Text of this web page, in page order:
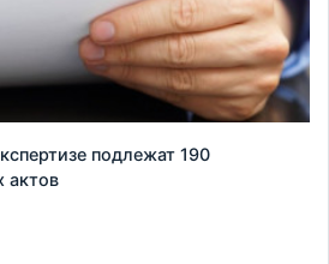
подлежат 190
актов